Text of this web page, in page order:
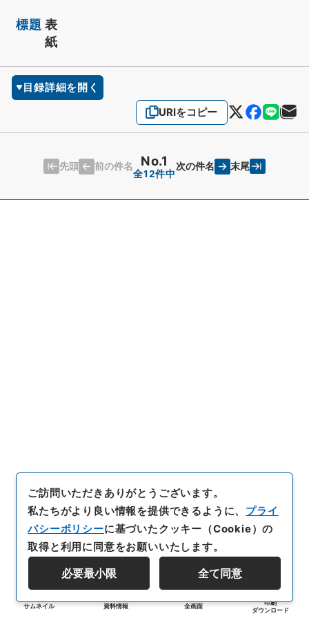
標題 表
紙
目録詳細を開く
URIをコピー
先頭 前の件名 No.1
全12件中
次の件名 末尾
サムネイル 資料情報 全画面
印刷
ダウンロード
ご訪問いただきありがとうございます。
私たちがより良い情報を提供できるように、 プライ
バシーポリシーに基づいたクッキー（Cookie）の
取得と利用に同意をお願いいたします。
必要最小限 全て同意